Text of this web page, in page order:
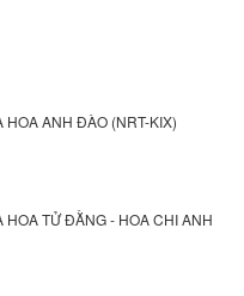
HOA ANH ĐÀO (NRT-KIX)
HOA TỬ ĐẰNG - HOA CHI ANH